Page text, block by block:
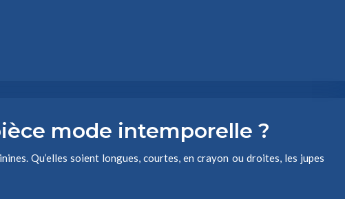
mode intemporelle ?
Qu’elles soient longues, courtes, en crayon ou droites, les jupes